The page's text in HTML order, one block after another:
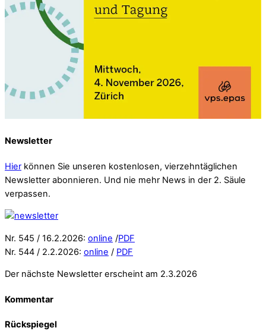
Newsletter
Hier können Sie unseren kostenlosen, vierzehntäglichen
Newsletter abonnieren. Und nie mehr News in der 2. Säule
verpassen.
Nr. 545 / 16.2.2026: online /PDF
Nr. 544 / 2.2.2026: online / PDF
Der nächste Newsletter erscheint am 2.3.2026
Kommentar
Rückspiegel